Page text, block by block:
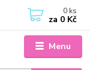
Menu
0 ks
za 0 Kč